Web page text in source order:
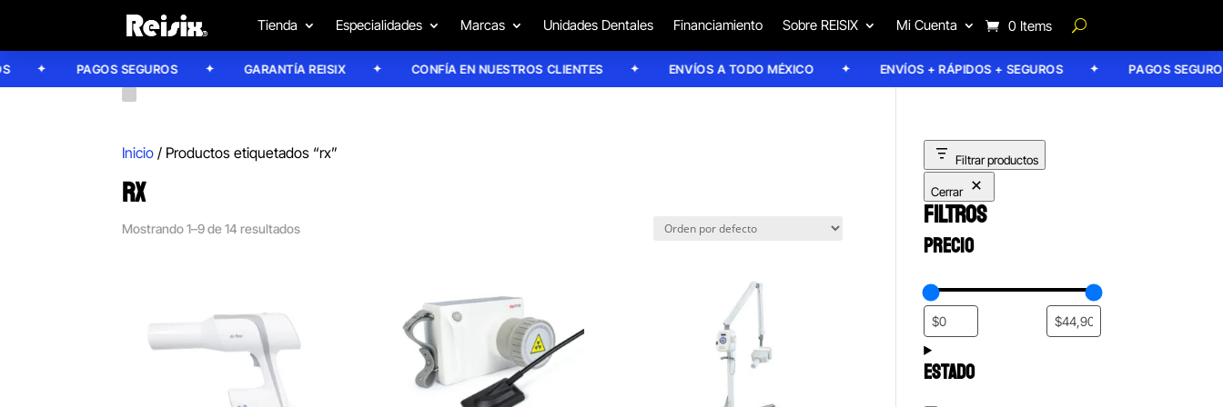
Tienda Especialidades Marcas Unidades Dentales Financiamiento Sobre REISIX Mi Cuenta 0 Items
PAGOS SEGUROS GARANTÍA REISIX CONFÍA EN NUESTROS CLIENTES ENVÍOS A TODO MÉXICO ENVÍOS + RÁPIDOS + SEGUROS PAGOS SEGUROS
Inicio / Productos etiquetados “rx”
RX
Mostrando 1–9 de 14 resultados
Filtrar productos
Cerrar
FILTROS
PRECIO
ESTADO